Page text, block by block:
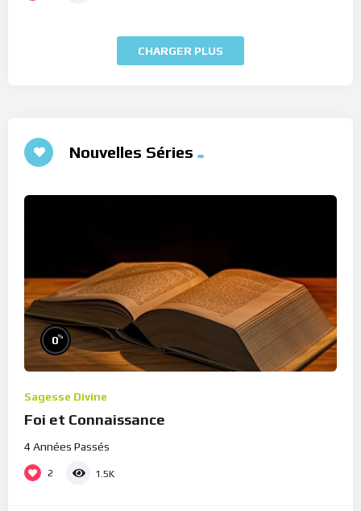
CHARGER PLUS
Nouvelles Séries
0%
Sagesse Divine
Foi et Connaissance
4 Années Passés
2 1.5K